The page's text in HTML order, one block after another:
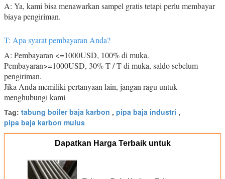
A: Ya, kami bisa menawarkan sampel gratis tetapi perlu membayar
biaya pengiriman.
T: Apa syarat pembayaran Anda?
A: Pembayaran <=1000USD, 100% di muka.
Pembayaran>=1000USD, 30% T / T di muka, saldo sebelum
pengiriman.
Jika Anda memiliki pertanyaan lain, jangan ragu untuk
menghubungi kami
Tag: tabung boiler baja karbon , pipa baja industri ,
pipa baja karbon mulus
Dapatkan Harga Terbaik untuk